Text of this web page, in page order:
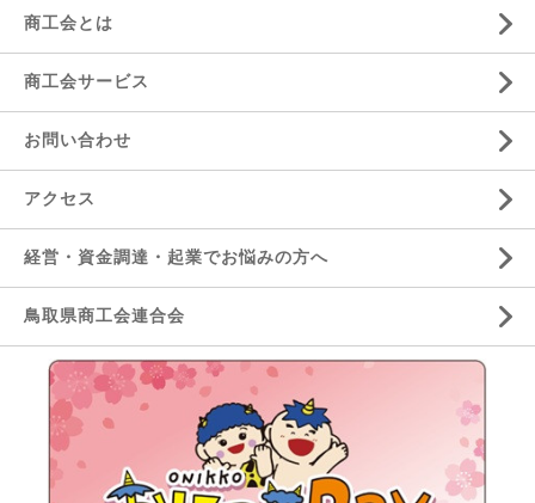
商工会とは
商工会サービス
お問い合わせ
アクセス
経営・資金調達・起業でお悩みの方へ
鳥取県商工会連合会